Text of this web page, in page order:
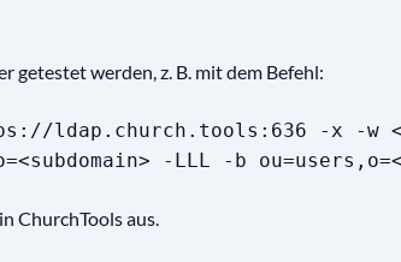
getestet werden, z. B. mit dem Befehl:
ldap.church.tools:636 -x -w
-LLL -b
ChurchTools aus.